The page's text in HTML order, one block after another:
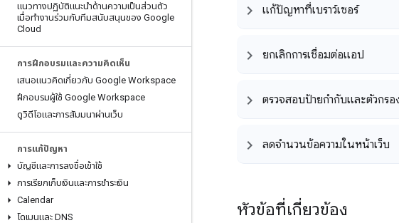
แนวทางปฏิบัติแนะนําด้านความเป็นส่วนตัว
เมื่อทํางานร่วมกับทีมสนับสนุนของ Google
Cloud
การฝึกอบรมและความคิดเห็น
เสนอแนวคิดเกี่ยวกับ Google Workspace
ฝึกอบรมผู้ใช้ Google Workspace
ดูวิดีโอและการสัมมนาผ่านเว็บ
การแก้ปัญหา
บัญชีและการลงชื่อเข้าใช้
การเรียกเก็บเงินและการชำระเงิน
Calendar
โดเมนและ DNS
แก้ปัญหาที่เบราว์เซอร์
ยกเลิกการเชื่อมต่อแอป
ตรวจสอบป้ายกำกับและตัวกรอ
ลดจำนวนข้อความในหน้าเว็บ
หัวข้อที่เกี่ยวข้อง